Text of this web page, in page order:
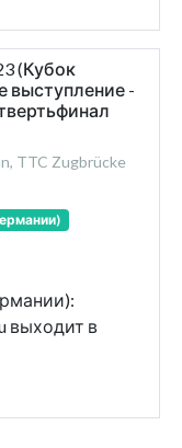
(Кубок
выступление -
TTC Zugbrücke
выходит в